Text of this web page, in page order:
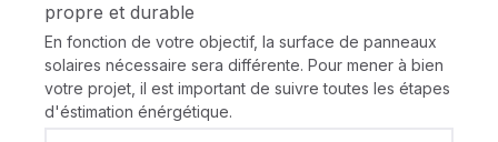
propre et durable
En fonction de votre objectif, la surface de panneaux
solaires nécessaire sera différente. Pour mener à bien
votre projet, il est important de suivre toutes les étapes
d'éstimation énérgétique.